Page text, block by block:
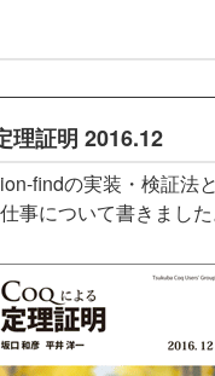
理証明 2016.12
findの実装・検証法
事について書きました